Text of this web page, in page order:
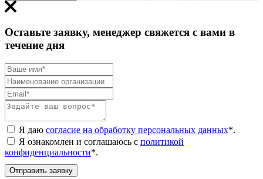
Оставьте заявку, менеджер свяжется с вами в
течение дня
Я даю согласие на обработку персональных данных*.
Я ознакомлен и соглашаюсь с политикой
конфиденциальности*.
Отправить заявку